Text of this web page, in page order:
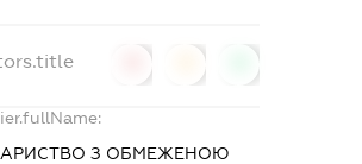
З ОБМЕЖЕНОЮ